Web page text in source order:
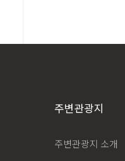
주변관광지
주변관광지 소개